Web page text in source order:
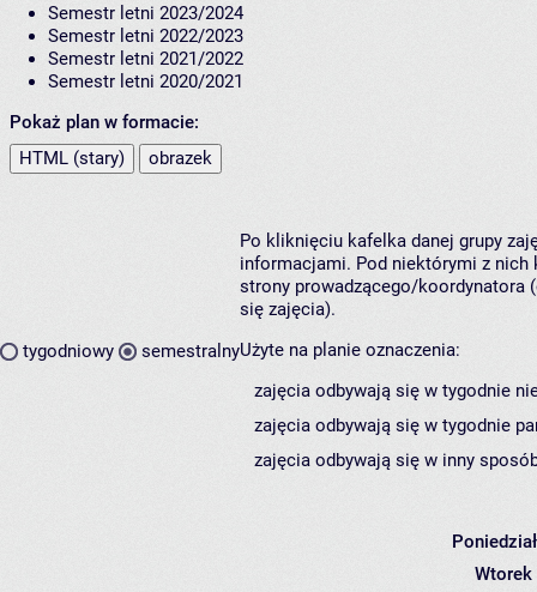
Semestr letni 2023/2024
Semestr letni 2022/2023
Semestr letni 2021/2022
Semestr letni 2020/2021
Pokaż plan w formacie:
HTML (stary)
obrazek
tygodniowy semestralny
Po kliknięciu kafelka danej grupy
informacjami. Pod niektórymi z nich
strony prowadzącego/koordynatora
się zajęcia).
Użyte na planie oznaczenia:
zajęcia odbywają się w tygodnie
zajęcia odbywają się w tygodnie
zajęcia odbywają się w inny
Wtorek